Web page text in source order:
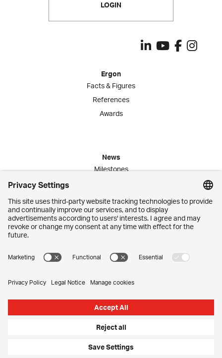
LOGIN
Ergon
Facts & Figures
References
Awards
News
Milestones
Jobs
Contact
Privacy Policy